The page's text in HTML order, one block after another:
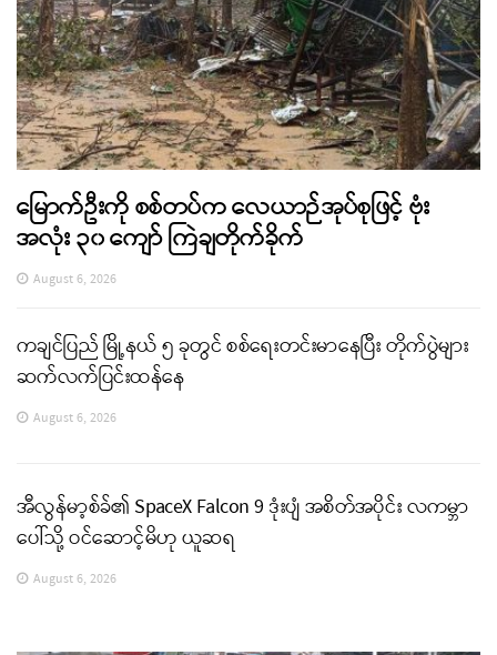
မြောက်ဦးကို စစ်တပ်က လေယာဉ်အုပ်စုဖြင့် ဗုံး
အလုံး ၃၀ ကျော် ကြဲချတိုက်ခိုက်
August 6, 2026
ကချင်ပြည် မြို့နယ် ၅ ခုတွင် စစ်ရေးတင်းမာနေပြီး တိုက်ပွဲများ
ဆက်လက်ပြင်းထန်နေ
August 6, 2026
အီလွန်မာ့စ်ခ်၏ SpaceX Falcon 9 ဒုံးပျံ အစိတ်အပိုင်း လကမ္ဘာ
ပေါ်သို့ ဝင်ဆောင့်မိဟု ယူဆရ
August 6, 2026